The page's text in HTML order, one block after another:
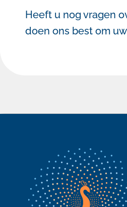
Heeft u nog vragen
doen ons best om